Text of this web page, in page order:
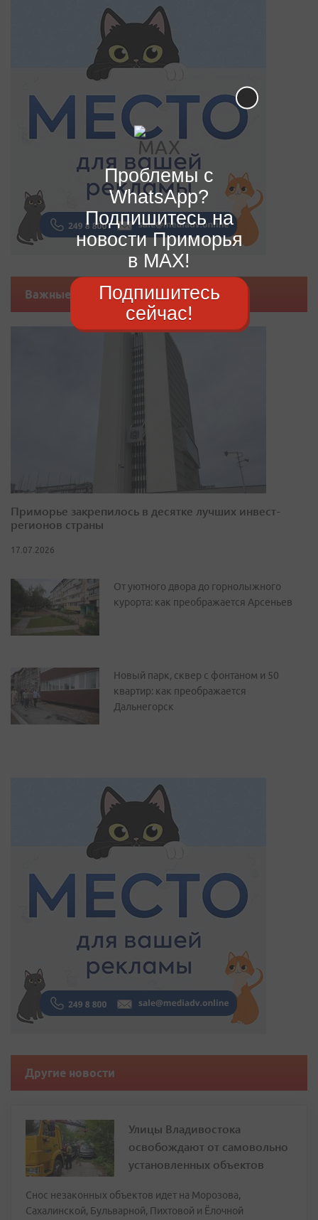
Важные новости
Приморье закрепилось в десятке лучших инвест-
регионов страны
17.07.2026
От уютного двора до горнолыжного
курорта: как преображается Арсеньев
Новый парк, сквер с фонтаном и 50
квартир: как преображается
Дальнегорск
Другие новости
Улицы Владивостока
освобождают от самовольно
установленных объектов
Снос незаконных объектов идет на Морозова,
Сахалинской, Бульварной, Пихтовой и Ёлочной
Проблемы с
WhatsApp?
Подпишитесь на
новости Приморья
в MAX!
Подпишитесь
сейчас!